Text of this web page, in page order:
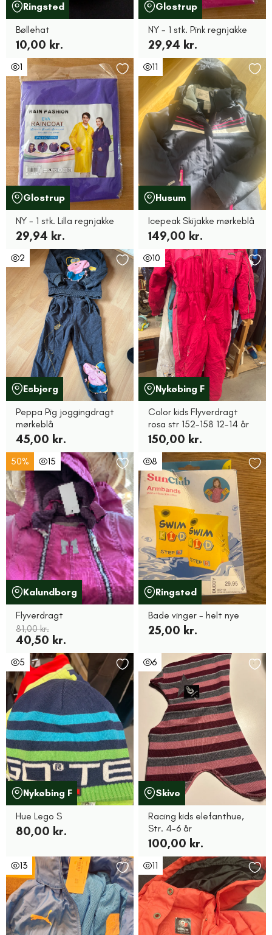
Ringsted
Bøllehat
10,00 kr.
Glostrup
NY - 1 stk. Pink regnjakke
29,94 kr.
1
Glostrup
NY - 1 stk. Lilla regnjakke
29,94 kr.
11
Husum
Icepeak Skijakke mørkeblå
149,00 kr.
2
Esbjerg
Peppa Pig joggingdragt
mørkeblå
45,00 kr.
10
Nykøbing F
Color kids Flyverdragt
rosa str 152-158 12-14 år
150,00 kr.
50% 15
Kalundborg
Flyverdragt
81,00 kr.
40,50 kr.
8
Ringsted
Bade vinger - helt nye
25,00 kr.
5
Nykøbing F
Hue Lego S
80,00 kr.
6
Skive
Racing kids elefanthue,
Str. 4-6 år
100,00 kr.
13 11